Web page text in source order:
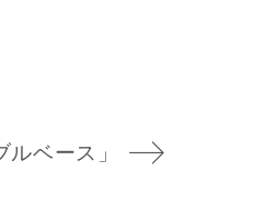
ルベース」